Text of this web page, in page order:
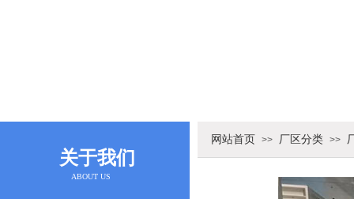
关于我们
ABOUT US
网站首页 >> 厂区分类 >>